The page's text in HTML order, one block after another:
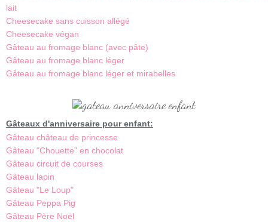
lait
Cheesecake sans cuisson allégé
Cheesecake végan
Gâteau au fromage blanc (avec pâte)
Gâteau au fromage blanc léger
Gâteau au fromage blanc léger et mirabelles
Gâteaux d'anniversaire pour enfant:
Gâteau château de princesse
Gâteau "Chouette" en chocolat
Gâteau circuit de courses
Gâteau lapin
Gâteau "Le Loup"
Gâteau Peppa Pig
Gâteau Père Noël